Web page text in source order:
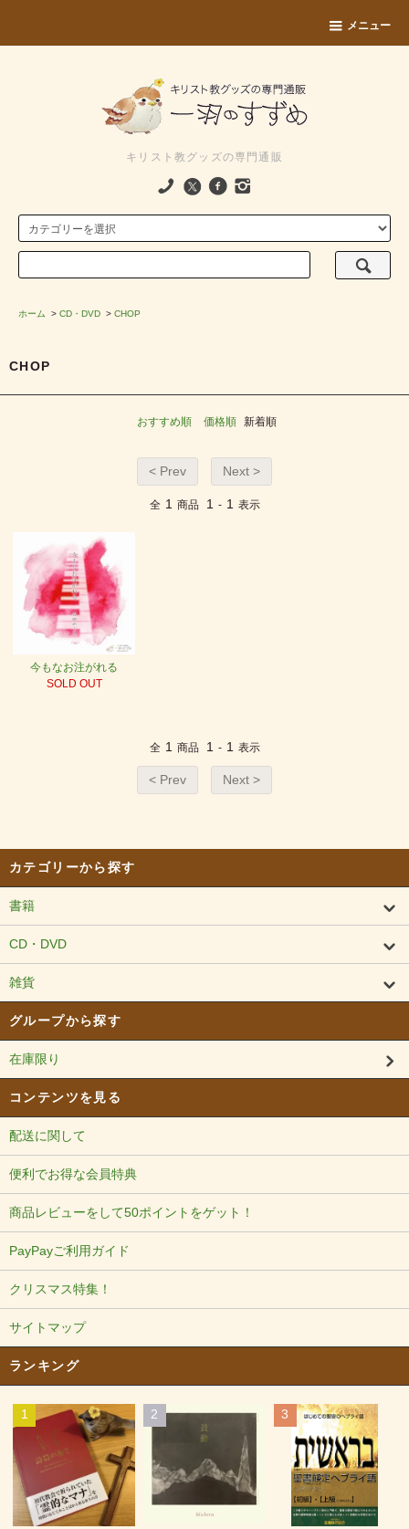
メニュー
キリスト教グッズの専門通販
ホーム > CD・DVD > CHOP
CHOP
おすすめ順 価格順 新着順
< Prev Next >
全 1 商品 1 - 1 表示
今もなお注がれる
SOLD OUT
全 1 商品 1 - 1 表示
< Prev Next >
カテゴリーから探す
書籍
CD・DVD
雑貨
グループから探す
在庫限り
コンテンツを見る
配送に関して
便利でお得な会員特典
商品レビューをして50ポイントをゲット！
PayPayご利用ガイド
クリスマス特集！
サイトマップ
ランキング
1 2 3